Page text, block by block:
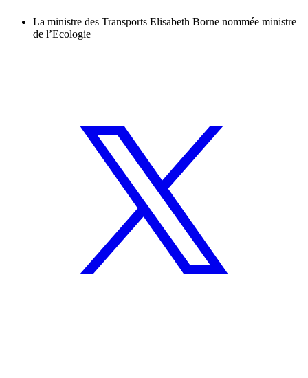
La ministre des Transports Elisabeth Borne nommée ministre
de l’Ecologie